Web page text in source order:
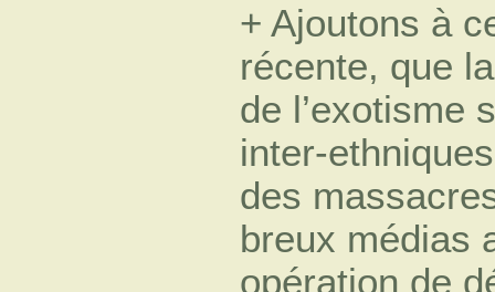
+ Ajoutons à
récente, que
de l’exotisme
inter-
des
breux médias
opération de